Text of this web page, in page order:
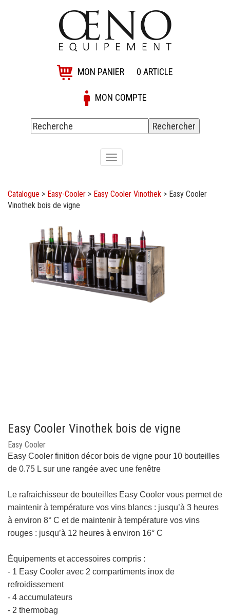
MON PANIER 0 ARTICLE
MON COMPTE
Toggle
navigation
Catalogue > Easy-Cooler > Easy Cooler Vinothek > Easy Cooler
Vinothek bois de vigne
Easy Cooler Vinothek bois de vigne
Easy Cooler
Easy Cooler finition décor bois de vigne pour 10 bouteilles
de 0.75 L sur une rangée avec une fenêtre
Le rafraichisseur de bouteilles Easy Cooler vous permet de
maintenir à température vos vins blancs : jusqu’à 3 heures
à environ 8° C et de maintenir à température vos vins
rouges : jusqu’à 12 heures à environ 16° C
Équipements et accessoires compris :
- 1 Easy Cooler avec 2 compartiments inox de
refroidissement
- 4 accumulateurs
- 2 thermobag